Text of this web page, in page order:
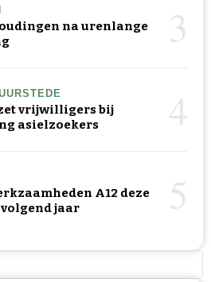
na urenlange
3
vrijwilligers bij
asielzoekers
4
A12 deze
jaar
5